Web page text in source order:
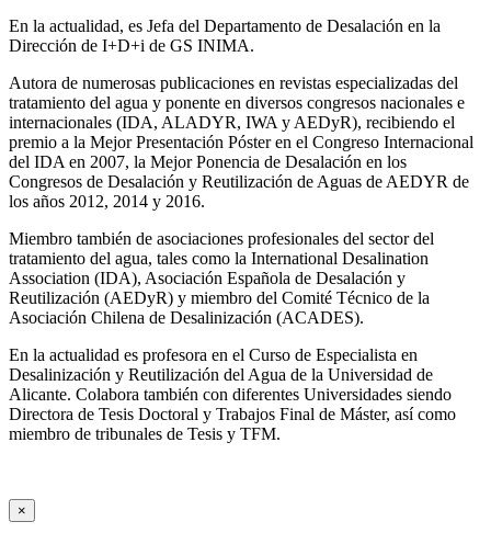
En la actualidad, es Jefa del Departamento de Desalación en la
Dirección de I+D+i de GS INIMA.
Autora de numerosas publicaciones en revistas especializadas del
tratamiento del agua y ponente en diversos congresos nacionales e
internacionales (IDA, ALADYR, IWA y AEDyR), recibiendo el
premio a la Mejor Presentación Póster en el Congreso Internacional
del IDA en 2007, la Mejor Ponencia de Desalación en los
Congresos de Desalación y Reutilización de Aguas de AEDYR de
los años 2012, 2014 y 2016.
Miembro también de asociaciones profesionales del sector del
tratamiento del agua, tales como la International Desalination
Association (IDA), Asociación Española de Desalación y
Reutilización (AEDyR) y miembro del Comité Técnico de la
Asociación Chilena de Desalinización (ACADES).
En la actualidad es profesora en el Curso de Especialista en
Desalinización y Reutilización del Agua de la Universidad de
Alicante. Colabora también con diferentes Universidades siendo
Directora de Tesis Doctoral y Trabajos Final de Máster, así como
miembro de tribunales de Tesis y TFM.
×